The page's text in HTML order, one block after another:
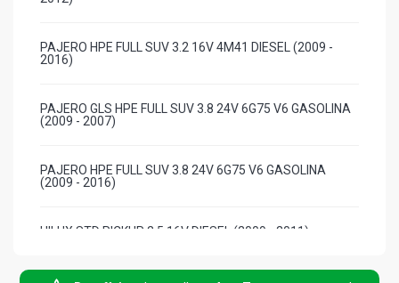
PAJERO HPE FULL SUV 3.2 16V 4M41 DIESEL (2009 -
2016)
PAJERO GLS HPE FULL SUV 3.8 24V 6G75 V6 GASOLINA
(2009 - 2007)
PAJERO HPE FULL SUV 3.8 24V 6G75 V6 GASOLINA
(2009 - 2016)
HILUX STD PICKUP 2.5 16V DIESEL (2009 - 2011)